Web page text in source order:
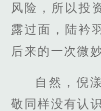
风险，所以投
露过面，陆衿
后来的一次微
自然，倪
敬同样没有认